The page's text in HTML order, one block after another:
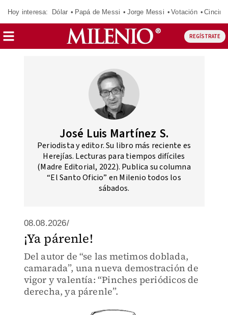
Hoy interesa: Dólar Papá de Messi Jorge Messi Votación
REGÍSTRATE
José Luis Martínez S.
Periodista y editor. Su libro más reciente es
Herejías. Lecturas para tiempos difíciles
(Madre Editorial, 2022). Publica su columna
“El Santo Oficio” en Milenio todos los
sábados.
08.08.2026/
¡Ya párenle!
Del autor de “se las metimos doblada,
camarada”, una nueva demostración de
vigor y valentía: “Pinches periódicos de
derecha, ya párenle”.